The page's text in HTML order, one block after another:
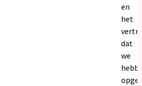
en
het
dat
we